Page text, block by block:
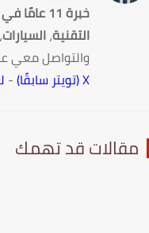
خبرة 11 عامًا في كتابة المقالات
التقنية،السيارات،
والتواصل معي
-
قد تهمك